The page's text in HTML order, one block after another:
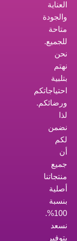
العناية
والجودة
متاحة
للجميع.
نحن
نهتم
بتلبية
احتياجاتكم
ورضائكم.
لذا
نضمن
لكم
أن
جميع
منتجاتنا
أصلية
بنسبة
100%.
نسعد
بتوفير